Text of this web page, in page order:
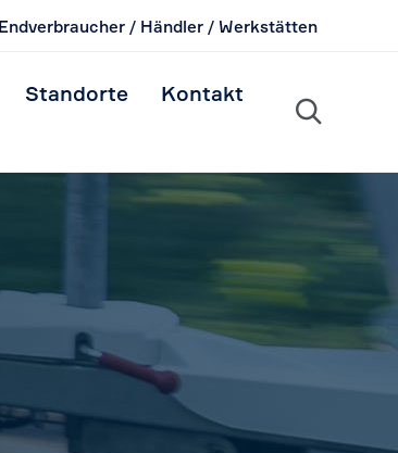
Endverbraucher / Händler / Werkstätten
content
Standorte Kontakt
